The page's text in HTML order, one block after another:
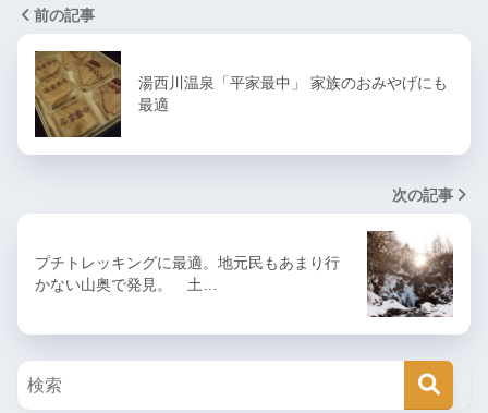
前の記事
湯西川温泉「平家最中」 家族のおみやげにも
最適
次の記事
プチトレッキングに最適。地元民もあまり行
かない山奥で発見。 土…